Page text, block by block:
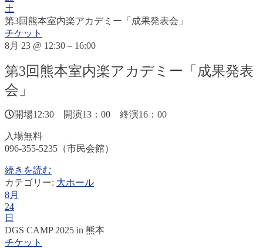
土
第3回熊本室内楽アカデミー「成果発表会」
チケット
8月 23 @ 12:30 – 16:00
第3回熊本室内楽アカデミー「成果発表
会」
開場12:30 開演13：00 終演16：00
入場無料
096-355-5235（市民会館）
続きを読む
カテゴリー: 大ホール
8月
24
日
DGS CAMP 2025 in 熊本
チケット